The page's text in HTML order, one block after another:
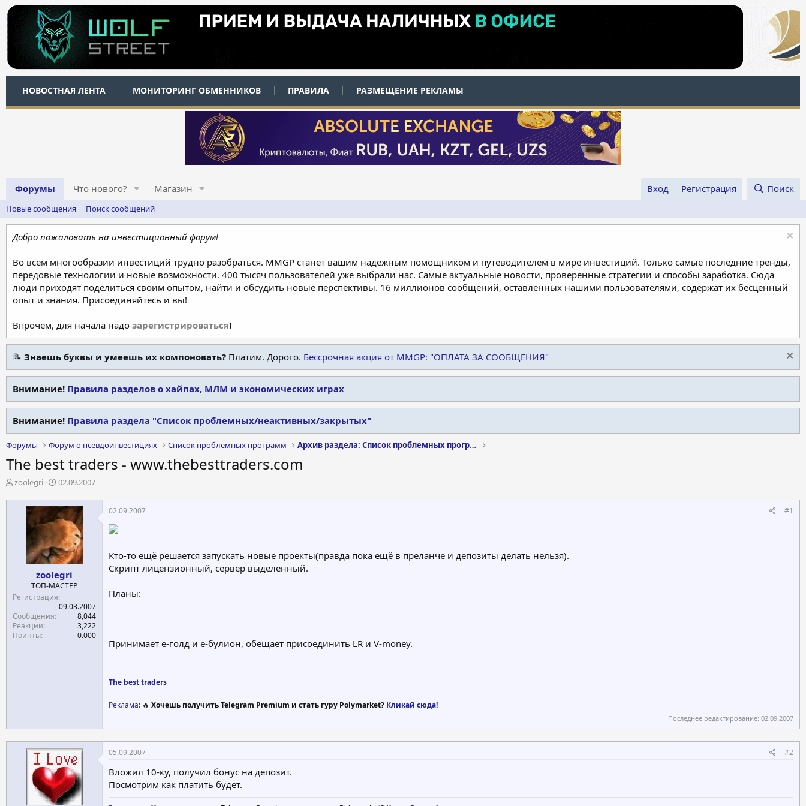
НОВОСТНАЯ ЛЕНТА МОНИТОРИНГ ОБМЕННИКОВ ПРАВИЛА РАЗМЕЩЕНИЕ РЕКЛАМЫ
Форумы Что нового? Магазин Вход Регистрация Поиск
Новые сообщения Поиск сообщений
Добро пожаловать на инвестиционный форум!
Во всем многообразии инвестиций трудно разобраться. MMGP станет вашим надежным помощником и путеводителем в мире инвестиций. Только самые последние тренды,
передовые технологии и новые возможности. 400 тысяч пользователей уже выбрали нас. Самые актуальные новости, проверенные стратегии и способы заработка. Сюда
люди приходят поделиться своим опытом, найти и обсудить новые перспективы. 16 миллионов сообщений, оставленных нашими пользователями, содержат их бесценный
опыт и знания. Присоединяйтесь и вы!
Впрочем, для начала надо зарегистрироваться!
📝 Знаешь буквы и умеешь их компоновать? Платим. Дорого. Бессрочная акция от MMGP: "ОПЛАТА ЗА СООБЩЕНИЯ"
Внимание! Правила разделов о хайпах, МЛМ и экономических играх
Внимание! Правила раздела "Список проблемных/неактивных/закрытых"
Форумы Форум о псевдоинвестициях Список проблемных программ Архив раздела: Список проблемных программ
The best traders - www.thebesttraders.com
А
т
zoolegri
Д
т
а
н
ч
а
а
02.09.2007
zoolegri
ТОП-МАСТЕР
Регистрация
09.03.2007
Сообщения
8,044
Реакции
3,222
Поинты
0.000
02.09.2007 #1
Кто-то ещё решается запускать новые проекты(правда пока ещё в преланче и депозиты делать нельзя).
Скрипт лицензионный, сервер выделенный.
Планы:
Принимает е-голд и е-булион, обещает присоединить LR и V-money.
The best traders
Реклама: 🔥 Хочешь получить Telegram Premium и стать гуру Polymarket? Кликай сюда!
Последнее редактирование: 02.09.2007
05.09.2007 #2
Вложил 10-ку, получил бонус на депозит.
Посмотрим как платить будет.